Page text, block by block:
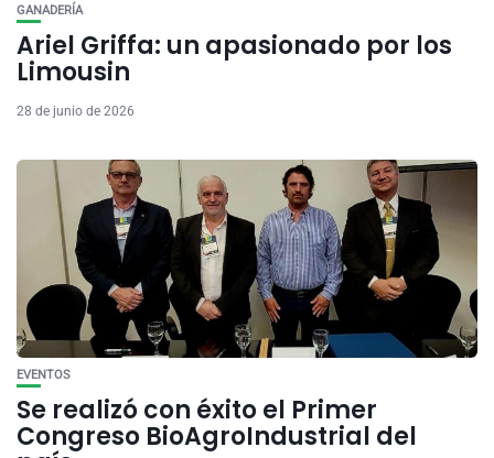
GANADERÍA
Ariel Griffa: un apasionado por los
Limousin
28 de junio de 2026
EVENTOS
Se realizó con éxito el Primer
Congreso BioAgroIndustrial del